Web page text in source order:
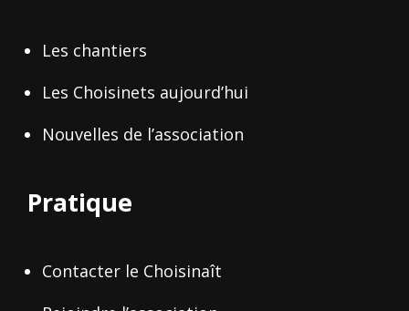
Les chantiers
Les Choisinets aujourd’hui
Nouvelles de l’association
Pratique
Contacter le Choisinaît